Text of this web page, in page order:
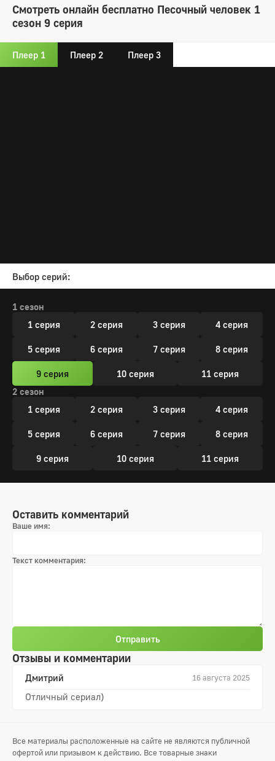
Смотреть онлайн бесплатно Песочный человек 1
сезон 9 серия
Плеер 1 Плеер 2 Плеер 3
Выбор серий:
1 сезон
1 серия
2 серия 3 серия 4 серия
5 серия 6 серия 7 серия 8 серия
9 серия 10 серия
11 серия
2 сезон
1 серия
2 серия 3 серия 4 серия
5 серия 6 серия 7 серия 8 серия
9 серия 10 серия 11 серия
Отзывы и комментарии
Дмитрий 16 августа 2025
Отличный сериал)
Оставить комментарий
Ваше имя:
Текст комментария:
Отправить
Все материалы расположенные на сайте не являются публичной
офертой или призывом к действию. Все товарные знаки